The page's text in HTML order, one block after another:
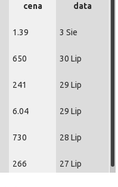
cena data
1.39 3 Sie
650 30 Lip
241 29 Lip
6.04 29 Lip
730 28 Lip
266 27 Lip